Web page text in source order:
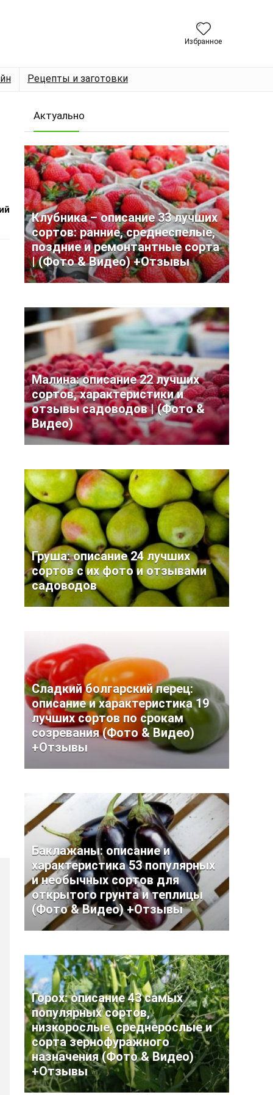
Избранное
Рецепты и заготовки
Актуально
Клубника – описание 33 лучших
сортов: ранние, среднеспелые,
поздние и ремонтантные сорта
| (Фото & Видео) +Отзывы
Малина: описание 22 лучших
сортов, характеристики и
отзывы садоводов | (Фото &
Видео)
Груша: описание 24 лучших
сортов с их фото и отзывами
садоводов
Сладкий болгарский перец:
описание и характеристика 19
лучших сортов по срокам
созревания (Фото & Видео)
+Отзывы
Баклажаны: описание и
характеристика 53 популярных
и необычных сортов для
открытого грунта и теплицы
(Фото & Видео) +Отзывы
Горох: описание 43 самых
популярных сортов,
низкорослые, среднерослые и
сорта зернофуражного
назначения (Фото & Видео)
+Отзывы